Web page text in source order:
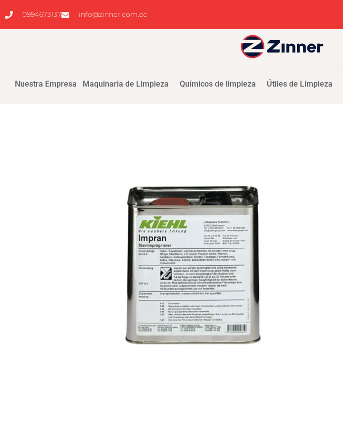
0994673137 info@zinner.com.ec
Nuestra Empresa Maquinaria de Limpieza Químicos de limpieza Útiles de Limpieza